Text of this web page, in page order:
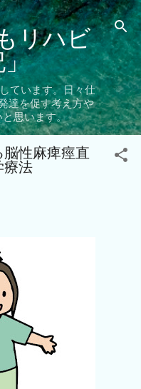
テンツに移動
リハビ
ています。日々仕
達を促す考え方や
思います。
性麻痺痙直
療法